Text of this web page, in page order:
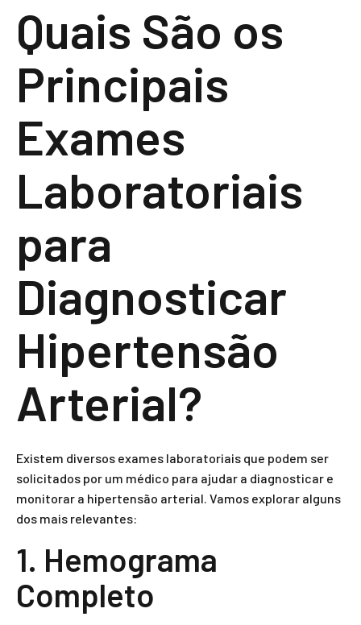
Quais São os
Principais
Exames
Laboratoriais
para
Diagnosticar
Hipertensão
Arterial?
Existem diversos exames laboratoriais que podem ser
solicitados por um médico para ajudar a diagnosticar e
monitorar a hipertensão arterial. Vamos explorar alguns
dos mais relevantes:
1. Hemograma
Completo